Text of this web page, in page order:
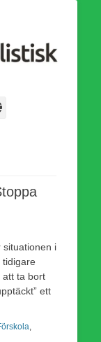
och en viktig
framtid!
Webbplats
situationen i
att ta bort
ett